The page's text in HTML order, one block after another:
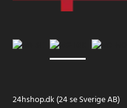
24hshop.dk (24 se Sverige AB)